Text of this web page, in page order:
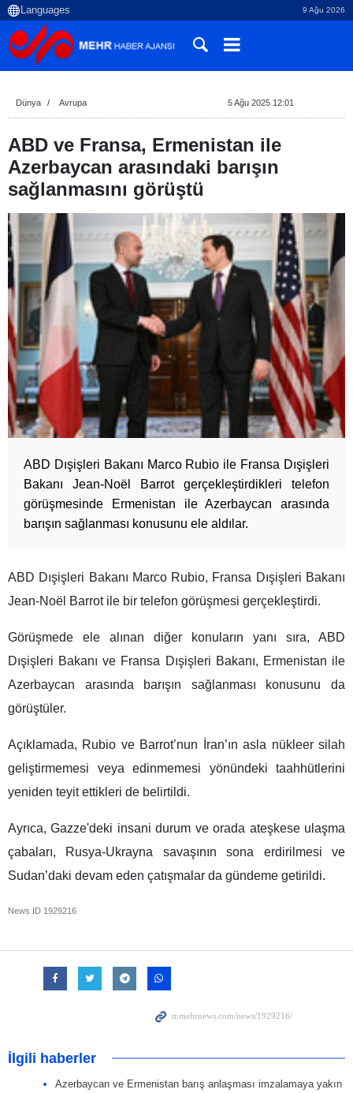
9 Ağu 2026
Dünya Avrupa 5 Ağu 2025 12:01
ABD ve Fransa, Ermenistan ile
Azerbaycan arasındaki barışın
sağlanmasını görüştü
ABD Dışişleri Bakanı Marco Rubio ile Fransa Dışişleri
Bakanı Jean-Noël Barrot gerçekleştirdikleri telefon
görüşmesinde Ermenistan ile Azerbaycan arasında
barışın sağlanması konusunu ele aldılar.
ABD Dışişleri Bakanı Marco Rubio, Fransa Dışişleri Bakanı
Jean-Noël Barrot ile bir telefon görüşmesi gerçekleştirdi.
Görüşmede ele alınan diğer konuların yanı sıra, ABD
Dışişleri Bakanı ve Fransa Dışişleri Bakanı, Ermenistan ile
Azerbaycan arasında barışın sağlanması konusunu da
görüştüler.
Açıklamada, Rubio ve Barrot’nun İran’ın asla nükleer silah
geliştirmemesi veya edinmemesi yönündeki taahhütlerini
yeniden teyit ettikleri de belirtildi.
Ayrıca, Gazze'deki insani durum ve orada ateşkese ulaşma
çabaları, Rusya-Ukrayna savaşının sona erdirilmesi ve
Sudan’daki devam eden çatışmalar da gündeme getirildi.
News ID 1929216
İlgili haberler
Azerbaycan ve Ermenistan barış anlaşması imzalamaya yakın